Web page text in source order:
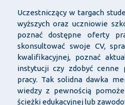
Uczestniczący w targach
wyższych oraz uczniowie
poznać dostępne oferty
skonsultować swoje CV,
kwalifikacyjnej, poznać
instytucji czy zdobyć cenne
pracy. Tak solidna dawka
wiedzy z pewnością
ścieżki edukacyjnej lub